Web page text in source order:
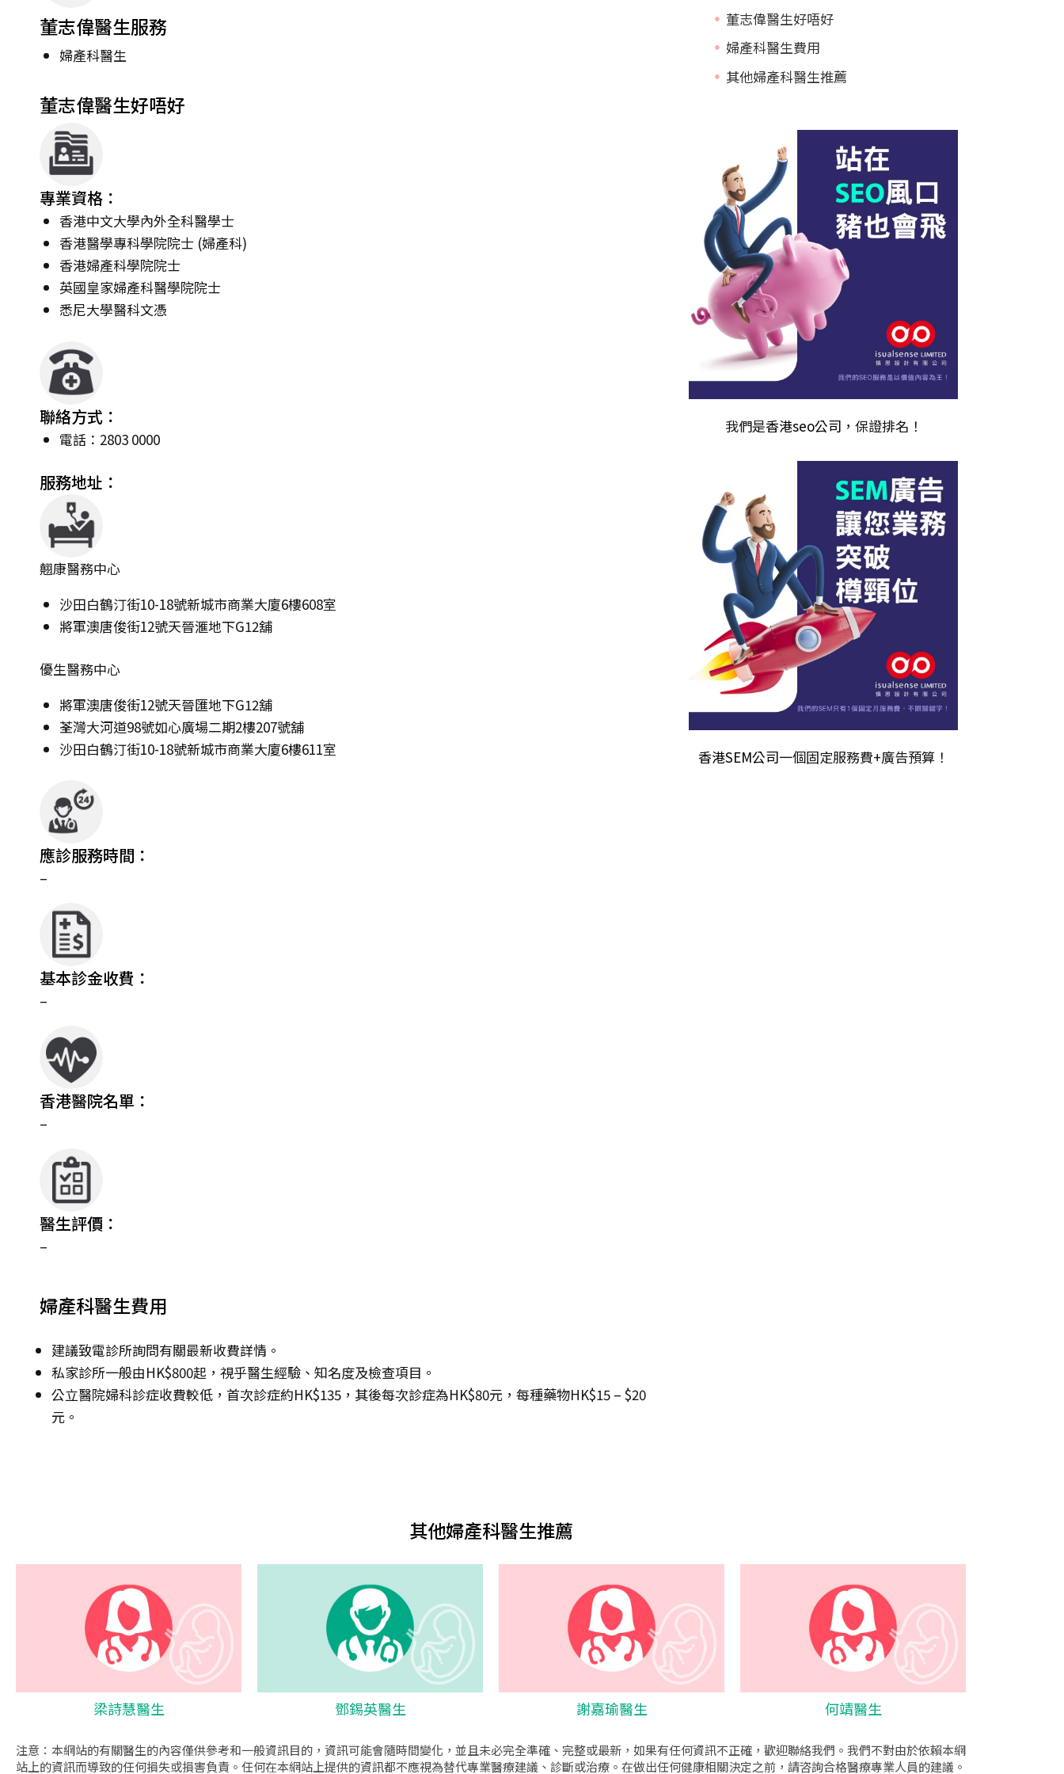
董志偉醫生服務
婦產科醫生
董志偉醫生好唔好
專業資格：
香港中文大學內外全科醫學士
香港醫學專科學院院士 (婦產科)
香港婦產科學院院士
英國皇家婦產科醫學院院士
悉尼大學醫科文憑
聯絡方式：
電話：2803 0000
服務地址：
翹康醫務中心
沙田白鶴汀街10-18號新城市商業大廈6樓608室
將軍澳唐俊街12號天晉滙地下G12舖
優生醫務中心
將軍澳唐俊街12號天晉匯地下G12舖
荃灣大河道98號如心廣場二期2樓207號舖
沙田白鶴汀街10-18號新城市商業大廈6樓611室
應診服務時間：
–
基本診金收費：
–
香港醫院名單：
–
醫生評價：
–
婦產科醫生費用
建議致電診所詢問有關最新收費詳情。
私家診所一般由HK$800起，視乎醫生經驗、知名度及檢查項目。
公立醫院婦科診症收費較低，首次診症約HK$135，其後每次診症為HK$80元，每種藥物HK$15 – $20
元。
董志偉醫生好唔好
婦產科醫生費用
其他婦產科醫生推薦
我們是香港seo公司 ，保證排名！
香港SEM公司一個固定服務費+廣告預算！
其他婦產科醫生推薦
梁詩慧醫生 鄧錫英醫生 謝嘉瑜醫生 何靖醫生
注意：本網站的有關醫生的內容僅供參考和一般資訊目的，資訊可能會隨時間變化，並且未必完全準確、完整或最新，如果有任何資訊不正確，歡迎聯絡我們。我們不對由於依賴本網
站上的資訊而導致的任何損失或損害負責。任何在本網站上提供的資訊都不應視為替代專業醫療建議、診斷或治療。在做出任何健康相關決定之前，請咨詢合格醫療專業人員的建議。